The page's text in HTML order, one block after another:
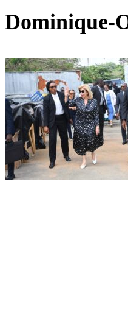
Dominique-